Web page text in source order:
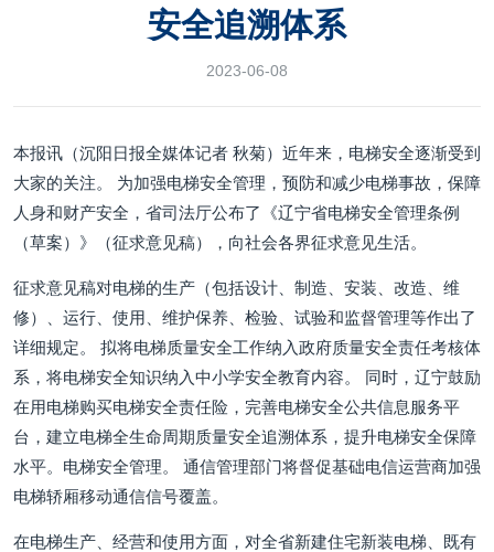
安全追溯体系
2023-06-08
本报讯（沉阳日报全媒体记者 秋菊）近年来，电梯安全逐渐受到
大家的关注。 为加强电梯安全管理，预防和减少电梯事故，保障
人身和财产安全，省司法厅公布了《辽宁省电梯安全管理条例
（草案）》（征求意见稿），向社会各界征求意见生活。
征求意见稿对电梯的生产（包括设计、制造、安装、改造、维
修）、运行、使用、维护保养、检验、试验和监督管理等作出了
详细规定。 拟将电梯质量安全工作纳入政府质量安全责任考核体
系，将电梯安全知识纳入中小学安全教育内容。 同时，辽宁鼓励
在用电梯购买电梯安全责任险，完善电梯安全公共信息服务平
台，建立电梯全生命周期质量安全追溯体系，提升电梯安全保障
水平。电梯安全管理。 通信管理部门将督促基础电信运营商加强
电梯轿厢移动通信信号覆盖。
在电梯生产、经营和使用方面，对全省新建住宅新装电梯、既有